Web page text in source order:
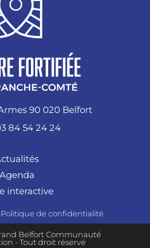
90 020 Belfort
84 54 24 24
Agenda
interactive
Politique de confidentialité
Belfort Communauté
- Tout droit réservé